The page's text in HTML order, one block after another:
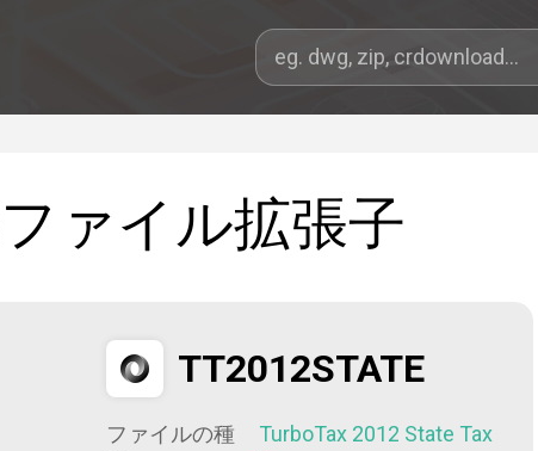
ファイル拡張子
TT2012STATE
ファイルの種
TurboTax 2012 State Tax